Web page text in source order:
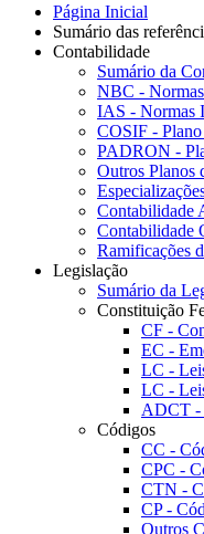
Página Inicial
Sumário das
Contabilidade
Sumário da
NBC -
IAS - Normas
COSIF -
PADRON -
Outros Planos
Contabilidade
Contabilidade
Ramificações
Legislação
Sumário da
Constituição
CF -
EC -
LC -
LC -
ADCT -
Códigos
CC -
CPC -
CTN -
CP -
Outros